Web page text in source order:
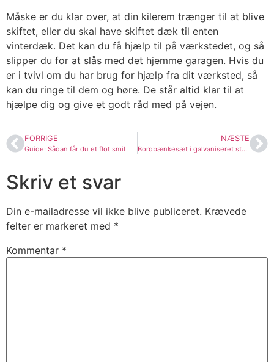
Måske er du klar over, at din kilerem trænger til at blive
skiftet, eller du skal have skiftet dæk til enten
vinterdæk. Det kan du få hjælp til på værkstedet, og så
slipper du for at slås med det hjemme garagen. Hvis du
er i tvivl om du har brug for hjælp fra dit værksted, så
kan du ringe til dem og høre. De står altid klar til at
hjælpe dig og give et godt råd med på vejen.
FORRIGE
Guide: Sådan får du et flot smil
NÆSTE
Bordbænkesæt i galvaniseret stål: Skab sundhed og ro midt i byens travlhed
Skriv et svar
Din e-mailadresse vil ikke blive publiceret. Krævede
felter er markeret med *
Kommentar *